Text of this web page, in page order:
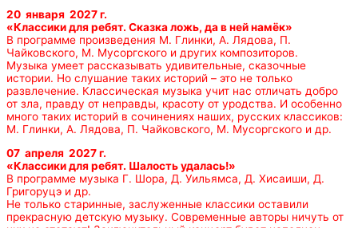
20 января 2027 г.
«Классики для ребят. Сказка ложь, да в ней намёк»
В программе произведения М. Глинки, А. Лядова, П.
Чайковского, М. Мусоргского и других композиторов.
Музыка умеет рассказывать удивительные, сказочные
истории. Но слушание таких историй – это не только
развлечение. Классическая музыка учит нас отличать добро
от зла, правду от неправды, красоту от уродства. И особенно
много таких историй в сочинениях наших, русских классиков:
М. Глинки, А. Лядова, П. Чайковского, М. Мусоргского и др.
07 апреля 2027 г.
«Классики для ребят. Шалость удалась!»
В программе музыка Г. Шора, Д. Уильямса, Д. Хисаиши, Д.
Григоруцэ и др.
Не только старинные, заслуженные классики оставили
прекрасную детскую музыку. Современные авторы ничуть от